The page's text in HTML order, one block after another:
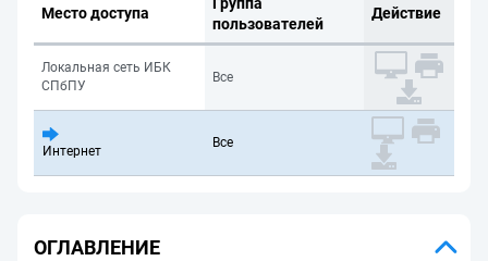
Место доступа
пользователей
Действие
Локальная сеть ИБК
СПбПУ
Все
Интернет
Все
ОГЛАВЛЕНИЕ